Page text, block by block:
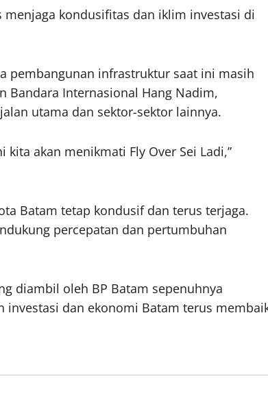
menjaga kondusifitas dan iklim investasi di
pembangunan infrastruktur saat ini masih
Internasional Hang Nadim,
utama dan sektor-sektor lainnya.
akan menikmati Fly Over Sei Ladi,”
Batam tetap kondusif dan terus terjaga.
percepatan dan pertumbuhan
diambil oleh BP Batam sepenuhnya
investasi dan ekonomi Batam terus